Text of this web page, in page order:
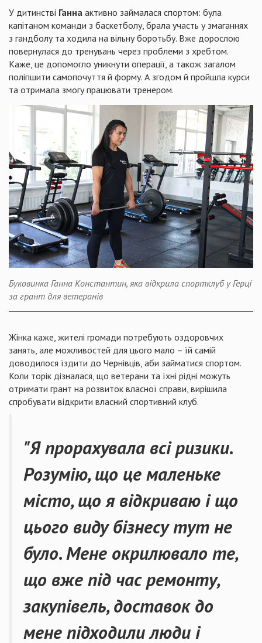
У дитинстві Ганна активно займалася спортом: була
капітаном команди з баскетболу, брала участь у змаганнях
з гандболу та ходила на вільну боротьбу. Вже дорослою
повернулася до тренувань через проблеми з хребтом.
Каже, це допомогло уникнути операції, а також загалом
поліпшити самопочуття й форму. А згодом й пройшла курси
та отримала змогу працювати тренером.
Буковинка Ганна Константин, яка відкрила спортклуб у Герці
за грант для ветеранів
Жінка каже, жителі громади потребують оздоровчих
занять, але можливостей для цього мало – їй самій
доводилося їздити до Чернівців, аби займатися спортом.
Коли торік дізналася, що ветерани та їхні рідні можуть
отримати грант на розвиток власної справи, вирішила
спробувати відкрити власний спортивний клуб.
"Я прорахувала всі ризики.
Розумію, що це маленьке
місто, що я відкриваю і що
цього виду бізнесу тут не
було. Мене окрилювало те,
що вже під час ремонту,
закупівель, доставок до
мене підходили люди і